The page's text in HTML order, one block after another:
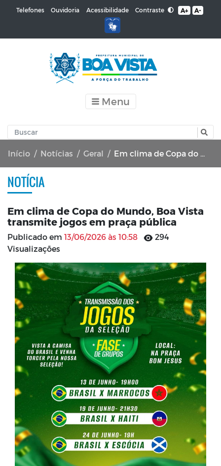
Telefones Ouvidoria Acessibilidade Contraste A+ A-
Menu
Início Notícias Geral Em clima de Copa do Mundo, Boa Vista transmite jogos em praça pública
NOTÍCIA
Em clima de Copa do Mundo, Boa Vista
transmite jogos em praça pública
Publicado em 13/06/2026 às 10:58
294
Visualizações